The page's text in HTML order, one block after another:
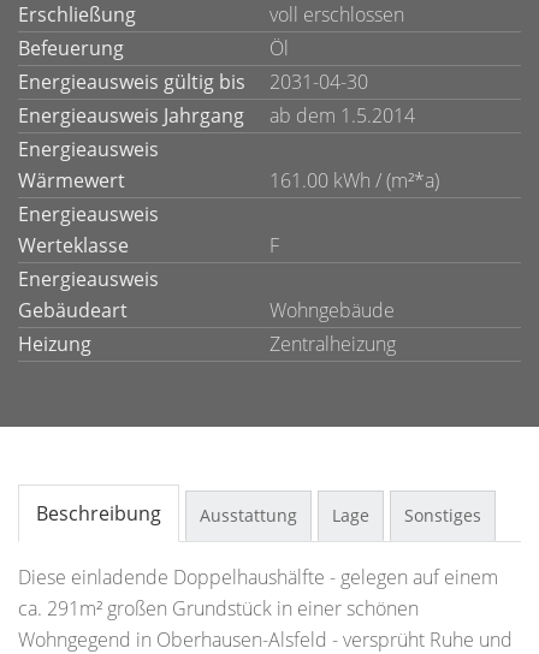
Erschließung
voll erschlossen
Befeuerung
Öl
Energieausweis gültig bis
2031-04-30
Energieausweis Jahrgang
ab dem 1.5.2014
Energieausweis
Wärmewert
161.00 kWh / (m²*a)
Energieausweis
Werteklasse
F
Energieausweis
Gebäudeart
Wohngebäude
Heizung
Zentralheizung
Beschreibung Ausstattung Lage Sonstiges
Diese einladende Doppelhaushälfte - gelegen auf einem
ca. 291m² großen Grundstück in einer schönen
Wohngegend in Oberhausen-Alsfeld - versprüht Ruhe und